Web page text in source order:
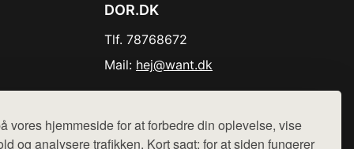
vores hjemmeside for at forbedre din oplevelse, vise
og analysere trafikken. Kort sagt: for at siden fungerer
DOR.DK
Tlf. 78768672
Mail: hej@want.dk